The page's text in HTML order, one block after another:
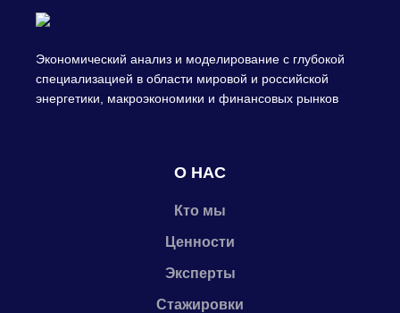
Экономический анализ и моделирование с глубокой
специализацией в области мировой и российской
энергетики, макроэкономики и финансовых рынков
О НАС
Кто мы
Ценности
Эксперты
Стажировки